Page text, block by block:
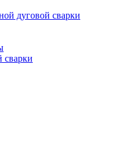
дуговой сварки
сварки